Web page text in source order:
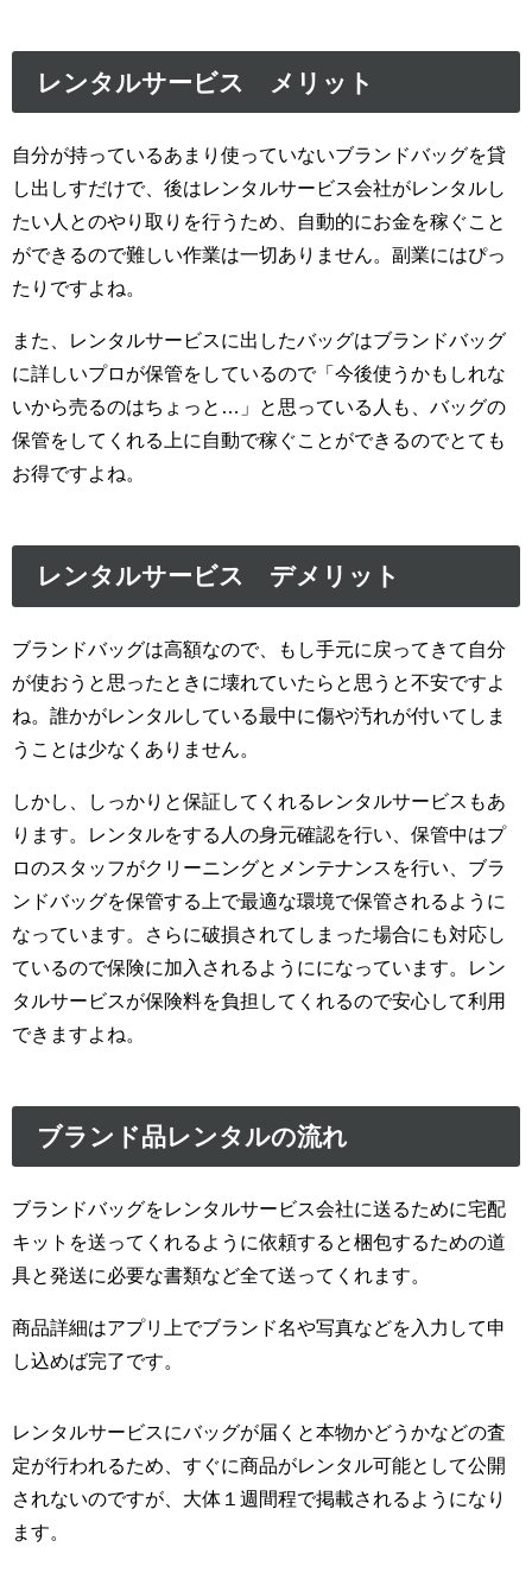
レンタルサービス メリット
自分が持っているあまり使っていないブランドバッグを貸
し出しすだけで、後はレンタルサービス会社がレンタルし
たい人とのやり取りを行うため、自動的にお金を稼ぐこと
ができるので難しい作業は一切ありません。副業にはぴっ
たりですよね。
また、レンタルサービスに出したバッグはブランドバッグ
に詳しいプロが保管をしているので「今後使うかもしれな
いから売るのはちょっと…」と思っている人も、バッグの
保管をしてくれる上に自動で稼ぐことができるのでとても
お得ですよね。
レンタルサービス デメリット
ブランドバッグは高額なので、もし手元に戻ってきて自分
が使おうと思ったときに壊れていたらと思うと不安ですよ
ね。誰かがレンタルしている最中に傷や汚れが付いてしま
うことは少なくありません。
しかし、しっかりと保証してくれるレンタルサービスもあ
ります。レンタルをする人の身元確認を行い、保管中はプ
ロのスタッフがクリーニングとメンテナンスを行い、ブラ
ンドバッグを保管する上で最適な環境で保管されるように
なっています。さらに破損されてしまった場合にも対応し
ているので保険に加入されるようにになっています。レン
タルサービスが保険料を負担してくれるので安心して利用
できますよね。
ブランド品レンタルの流れ
ブランドバッグをレンタルサービス会社に送るために宅配
キットを送ってくれるように依頼すると梱包するための道
具と発送に必要な書類など全て送ってくれます。
商品詳細はアプリ上でブランド名や写真などを入力して申
し込めば完了です。
レンタルサービスにバッグが届くと本物かどうかなどの査
定が行われるため、すぐに商品がレンタル可能として公開
されないのですが、大体１週間程で掲載されるようになり
ます。